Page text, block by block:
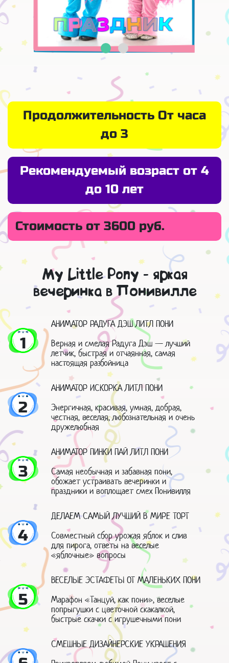
Продолжительность От часа
до 3
Рекомендуемый возраст от 4
до 10 лет
Стоимость от 3600 руб.
My Little Pony - яркая
вечеринка в Понивилле
1
АНИМАТОР РАДУГА ДЭШ ЛИТЛ ПОНИ
Верная и смелая Радуга Дэш — лучший
летчик, быстрая и отчаянная, самая
настоящая разбойница
2
АНИМАТОР ИСКОРКА ЛИТЛ ПОНИ
Энергичная, красивая, умная, добрая,
честная, веселая, любознательная и очень
дружелюбная
3
АНИМАТОР ПИНКИ ПАЙ ЛИТЛ ПОНИ
Самая необычная и забавная пони,
обожает устраивать вечеринки и
праздники и воплощает смех Понивилля
4
ДЕЛАЕМ САМЫЙ ЛУЧШИЙ В МИРЕ ТОРТ
Совместный сбор урожая яблок и слив
для пирога, ответы на веселые
«яблочные» вопросы
5
ВЕСЕЛЫЕ ЭСТАФЕТЫ ОТ МАЛЕНЬКИХ ПОНИ
Марафон «Танцуй, как пони», веселые
попрыгушки с цветочной скакалкой,
быстрые скачки с игрушечными пони
СМЕШНЫЕ ДИЗАЙНЕРСКИЕ УКРАШЕНИЯ